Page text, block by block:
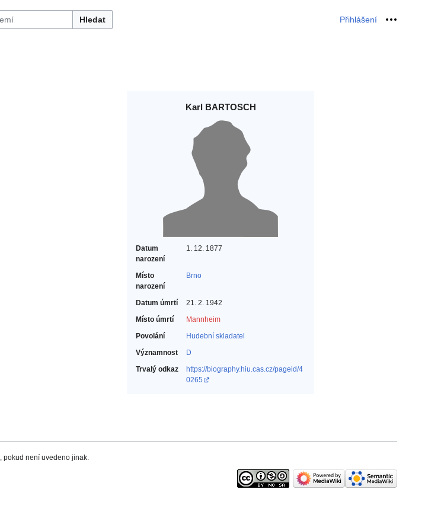
Hledat Přihlášení Osobní
Karl BARTOSCH
Datum
narození
1. 12. 1877
Místo
narození
Brno
Datum úmrtí
21. 2. 1942
Místo úmrtí
Mannheim
Povolání
Hudební skladatel‎
Významnost
D
Trvalý odkaz
https://biography.hiu.cas.cz/pageid/4
0265
, pokud není uvedeno jinak.